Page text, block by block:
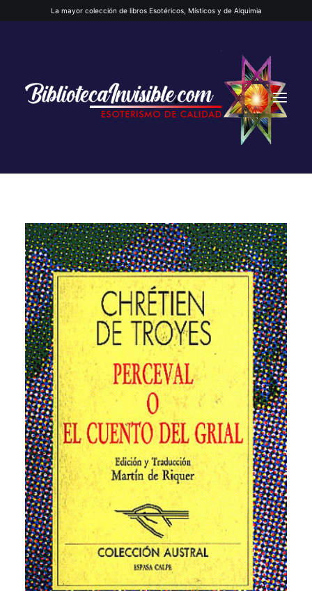
La mayor colección de libros Esotéricos, Místicos y de Alquimia
INICIO
QUIENES SOMOS
CATEGORÍAS
AUTORES DESTACADOS
GLOSARIO
CONTACTO
LOGIN / REGISTER
CART